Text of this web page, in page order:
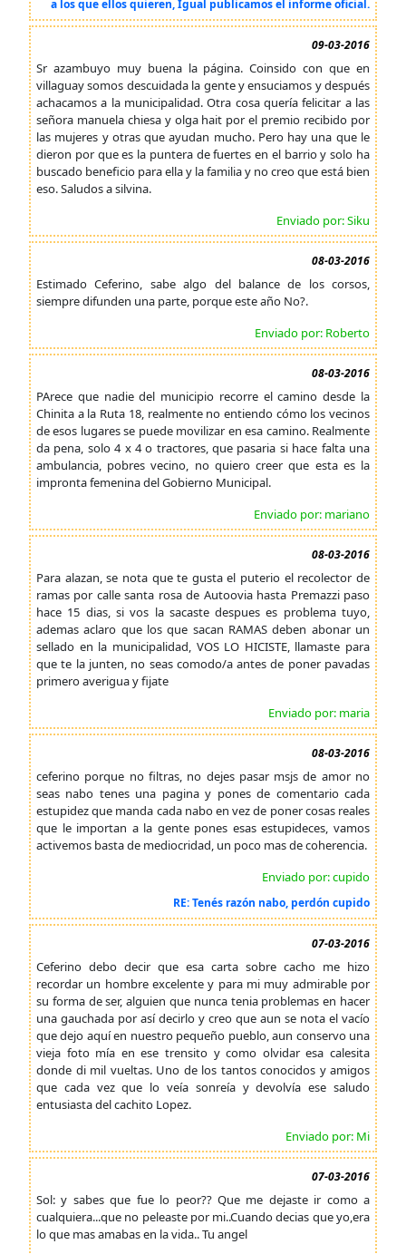
a los que ellos quieren, Igual publicamos el informe oficial.
09-03-2016
Sr azambuyo muy buena la página. Coinsido con que en
villaguay somos descuidada la gente y ensuciamos y después
achacamos a la municipalidad. Otra cosa quería felicitar a las
señora manuela chiesa y olga hait por el premio recibido por
las mujeres y otras que ayudan mucho. Pero hay una que le
dieron por que es la puntera de fuertes en el barrio y solo ha
buscado beneficio para ella y la familia y no creo que está bien
eso. Saludos a silvina.
Enviado por: Siku
08-03-2016
Estimado Ceferino, sabe algo del balance de los corsos,
siempre difunden una parte, porque este año No?.
Enviado por: Roberto
08-03-2016
PArece que nadie del municipio recorre el camino desde la
Chinita a la Ruta 18, realmente no entiendo cómo los vecinos
de esos lugares se puede movilizar en esa camino. Realmente
da pena, solo 4 x 4 o tractores, que pasaria si hace falta una
ambulancia, pobres vecino, no quiero creer que esta es la
impronta femenina del Gobierno Municipal.
Enviado por: mariano
08-03-2016
Para alazan, se nota que te gusta el puterio el recolector de
ramas por calle santa rosa de Autoovia hasta Premazzi paso
hace 15 dias, si vos la sacaste despues es problema tuyo,
ademas aclaro que los que sacan RAMAS deben abonar un
sellado en la municipalidad, VOS LO HICISTE, llamaste para
que te la junten, no seas comodo/a antes de poner pavadas
primero averigua y fijate
Enviado por: maria
08-03-2016
ceferino porque no filtras, no dejes pasar msjs de amor no
seas nabo tenes una pagina y pones de comentario cada
estupidez que manda cada nabo en vez de poner cosas reales
que le importan a la gente pones esas estupideces, vamos
activemos basta de mediocridad, un poco mas de coherencia.
Enviado por: cupido
RE: Tenés razón nabo, perdón cupido
07-03-2016
Ceferino debo decir que esa carta sobre cacho me hizo
recordar un hombre excelente y para mi muy admirable por
su forma de ser, alguien que nunca tenia problemas en hacer
una gauchada por así decirlo y creo que aun se nota el vacío
que dejo aquí en nuestro pequeño pueblo, aun conservo una
vieja foto mía en ese trensito y como olvidar esa calesita
donde di mil vueltas. Uno de los tantos conocidos y amigos
que cada vez que lo veía sonreía y devolvía ese saludo
entusiasta del cachito Lopez.
Enviado por: Mi
07-03-2016
Sol: y sabes que fue lo peor?? Que me dejaste ir como a
cualquiera...que no peleaste por mi..Cuando decias que yo,era
lo que mas amabas en la vida.. Tu angel